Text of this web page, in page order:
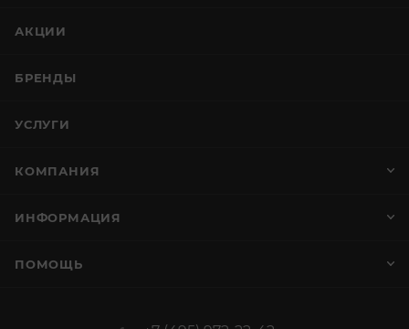
АКЦИИ
БРЕНДЫ
УСЛУГИ
КОМПАНИЯ
ИНФОРМАЦИЯ
ПОМОЩЬ